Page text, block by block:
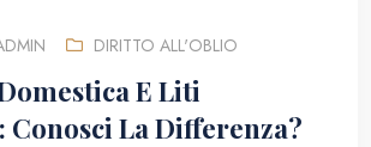
DIRITTO ALL'OBLIO
E Liti
La Differenza?